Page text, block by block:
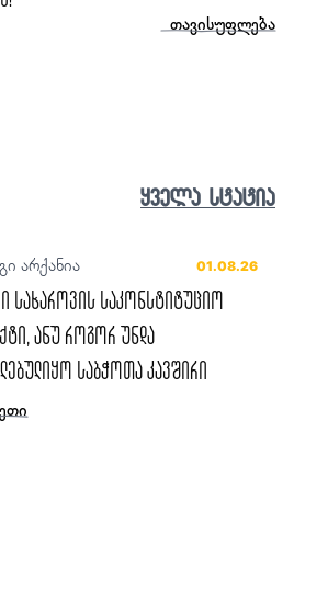
ცოცხალი ისტორია
ყველა სტატია
არქანია 01.08.26
სახაროვის საკონსტიტუციო
ანუ როგორ უნდა
საბჭოთა კავშირი